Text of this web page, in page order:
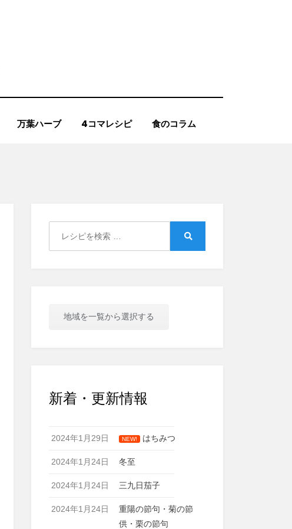
万葉ハーブ 4コマレシピ 食のコラム
地域を一覧から選択する
新着・更新情報
2024年1月29日 NEW! はちみつ
2024年1月24日 冬至
2024年1月24日 三九日茄子
2024年1月24日
重陽の節句・菊の節
供・栗の節句